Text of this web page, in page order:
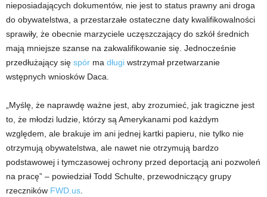
nieposiadających dokumentów, nie jest to status prawny ani droga
do obywatelstwa, a przestarzałe ostateczne daty kwalifikowalności
sprawiły, że obecnie marzyciele uczęszczający do szkół średnich
mają mniejsze szanse na zakwalifikowanie się. Jednocześnie
przedłużający się spór ma długi wstrzymał przetwarzanie
wstępnych wniosków Daca.
„Myślę, że naprawdę ważne jest, aby zrozumieć, jak tragiczne jest
to, że młodzi ludzie, którzy są Amerykanami pod każdym
względem, ale brakuje im ani jednej kartki papieru, nie tylko nie
otrzymują obywatelstwa, ale nawet nie otrzymują bardzo
podstawowej i tymczasowej ochrony przed deportacją ani pozwoleń
na pracę” – powiedział Todd Schulte, przewodniczący grupy
rzeczników FWD.us